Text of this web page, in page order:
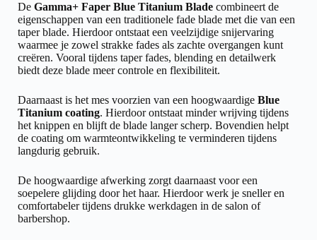
De Gamma+ Faper Blue Titanium Blade combineert de
eigenschappen van een traditionele fade blade met die van een
taper blade. Hierdoor ontstaat een veelzijdige snijervaring
waarmee je zowel strakke fades als zachte overgangen kunt
creëren. Vooral tijdens taper fades, blending en detailwerk
biedt deze blade meer controle en flexibiliteit.
Daarnaast is het mes voorzien van een hoogwaardige Blue
Titanium coating. Hierdoor ontstaat minder wrijving tijdens
het knippen en blijft de blade langer scherp. Bovendien helpt
de coating om warmteontwikkeling te verminderen tijdens
langdurig gebruik.
De hoogwaardige afwerking zorgt daarnaast voor een
soepelere glijding door het haar. Hierdoor werk je sneller en
comfortabeler tijdens drukke werkdagen in de salon of
barbershop.